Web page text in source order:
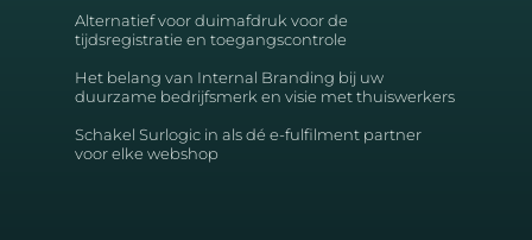
Alternatief voor duimafdruk voor de
tijdsregistratie en toegangscontrole
Het belang van Internal Branding bij uw
duurzame bedrijfsmerk en visie met thuiswerkers
Schakel Surlogic in als dé e-fulfilment partner
voor elke webshop